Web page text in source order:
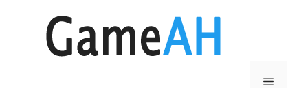
Menu